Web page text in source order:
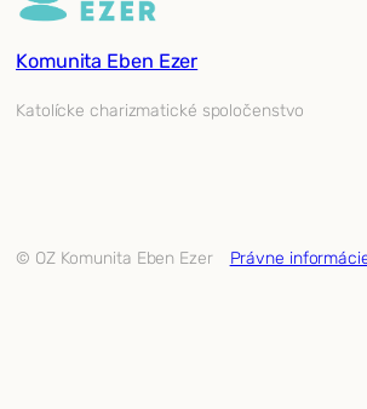
Komunita Eben Ezer
Katolícke charizmatické spoločenstvo
© OZ Komunita Eben Ezer Právne